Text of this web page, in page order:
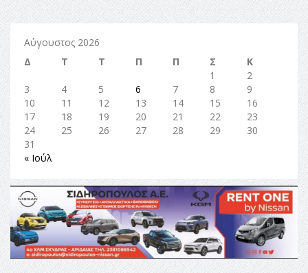
Αύγουστος 2026
Δ
Τ Τ Π Π Σ
Κ
1
2
3
4 5 6 7 8
9
10
11 12 13 14 15
16
17
18 19 20 21 22
23
24
25 26 27 28 29
30
31
« Ιούλ